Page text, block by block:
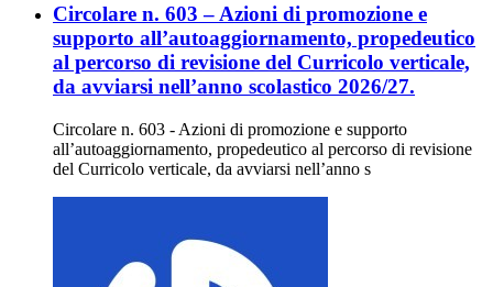
Circolare n. 603 – Azioni di promozione e
supporto all’autoaggiornamento, propedeutico
al percorso di revisione del Curricolo verticale,
da avviarsi nell’anno scolastico 2026/27.
Circolare n. 603 - Azioni di promozione e supporto
all’autoaggiornamento, propedeutico al percorso di revisione
del Curricolo verticale, da avviarsi nell’anno s